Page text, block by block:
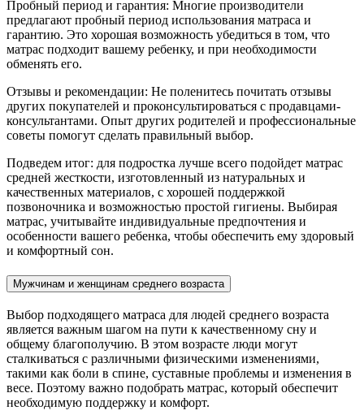
Пробный период и гарантия: Многие производители
предлагают пробный период использования матраса и
гарантию. Это хорошая возможность убедиться в том, что
матрас подходит вашему ребенку, и при необходимости
обменять его.
Отзывы и рекомендации: Не поленитесь почитать отзывы
других покупателей и проконсультироваться с продавцами-
консультантами. Опыт других родителей и профессиональные
советы помогут сделать правильный выбор.
Подведем итог: для подростка лучше всего подойдет матрас
средней жесткости, изготовленный из натуральных и
качественных материалов, с хорошей поддержкой
позвоночника и возможностью простой гигиены. Выбирая
матрас, учитывайте индивидуальные предпочтения и
особенности вашего ребенка, чтобы обеспечить ему здоровый
и комфортный сон.
Мужчинам и женщинам среднего возраста
Выбор подходящего матраса для людей среднего возраста
является важным шагом на пути к качественному сну и
общему благополучию. В этом возрасте люди могут
сталкиваться с различными физическими изменениями,
такими как боли в спине, суставные проблемы и изменения в
весе. Поэтому важно подобрать матрас, который обеспечит
необходимую поддержку и комфорт.